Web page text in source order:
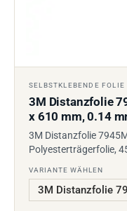
SELBSTKLEBENDE FOLIE
3M Distanzfolie
x 610 mm, 0.14
3M Distanzfolie
Polyesterträgerfolie,
VARIANTE WÄHLEN